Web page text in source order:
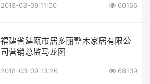
2018-03-09 11:00 60166
福建省建瓯市居多丽整木家居有限公
司营销总监马龙图
2018-03-09 13:26 68139